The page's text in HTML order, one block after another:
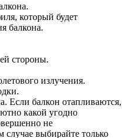
который будет
балкона.
стороны.
излучения.
Если балкон отапливаются,
какой угодно
не
выбирайте только